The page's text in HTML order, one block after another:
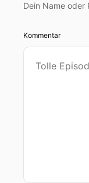
Dein Name
Kommentar